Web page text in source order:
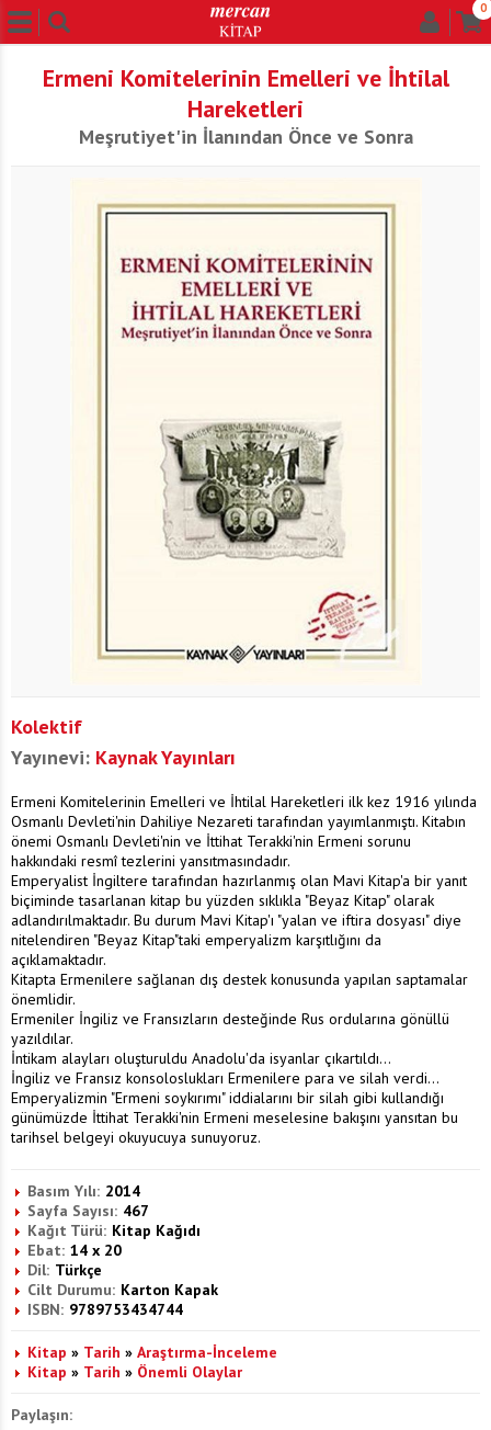
0
Ermeni Komitelerinin Emelleri ve İhtilal
Hareketleri
Meşrutiyet'in İlanından Önce ve Sonra
Kolektif
Yayınevi: Kaynak Yayınları
Ermeni Komitelerinin Emelleri ve İhtilal Hareketleri ilk kez 1916 yılında
Osmanlı Devleti'nin Dahiliye Nezareti tarafından yayımlanmıştı. Kitabın
önemi Osmanlı Devleti'nin ve İttihat Terakki'nin Ermeni sorunu
hakkındaki resmî tezlerini yansıtmasındadır.
Emperyalist İngiltere tarafından hazırlanmış olan Mavi Kitap'a bir yanıt
biçiminde tasarlanan kitap bu yüzden sıklıkla "Beyaz Kitap" olarak
adlandırılmaktadır. Bu durum Mavi Kitap'ı "yalan ve iftira dosyası" diye
nitelendiren "Beyaz Kitap"taki emperyalizm karşıtlığını da
açıklamaktadır.
Kitapta Ermenilere sağlanan dış destek konusunda yapılan saptamalar
önemlidir.
Ermeniler İngiliz ve Fransızların desteğinde Rus ordularına gönüllü
yazıldılar.
İntikam alayları oluşturuldu Anadolu'da isyanlar çıkartıldı...
İngiliz ve Fransız konsoloslukları Ermenilere para ve silah verdi...
Emperyalizmin "Ermeni soykırımı" iddialarını bir silah gibi kullandığı
günümüzde İttihat Terakki'nin Ermeni meselesine bakışını yansıtan bu
tarihsel belgeyi okuyucuya sunuyoruz.
Basım Yılı: 2014
Sayfa Sayısı: 467
Kağıt Türü: Kitap Kağıdı
Ebat: 14 x 20
Dil: Türkçe
Cilt Durumu: Karton Kapak
ISBN: 9789753434744
Kitap » Tarih » Araştırma-İnceleme
Kitap » Tarih » Önemli Olaylar
Paylaşın: